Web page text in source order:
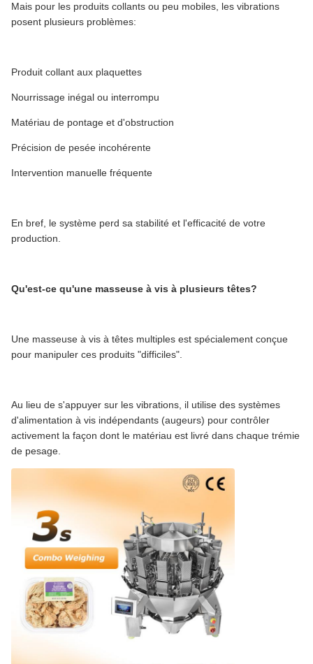
Mais pour les produits collants ou peu mobiles, les vibrations
posent plusieurs problèmes:
Produit collant aux plaquettes
Nourrissage inégal ou interrompu
Matériau de pontage et d'obstruction
Précision de pesée incohérente
Intervention manuelle fréquente
En bref, le système perd sa stabilité et l'efficacité de votre
production.
Qu'est-ce qu'une masseuse à vis à plusieurs têtes?
Une masseuse à vis à têtes multiples est spécialement conçue
pour manipuler ces produits "difficiles".
Au lieu de s'appuyer sur les vibrations, il utilise des systèmes
d'alimentation à vis indépendants (augeurs) pour contrôler
activement la façon dont le matériau est livré dans chaque trémie
de pesage.